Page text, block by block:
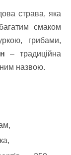
страва, яка
смаком
грибами,
– традиційна
назвою.